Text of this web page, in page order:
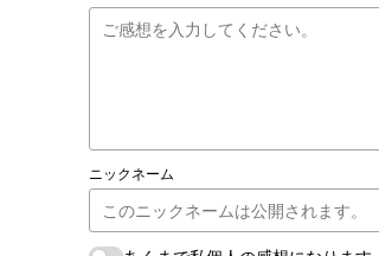
ニックネーム